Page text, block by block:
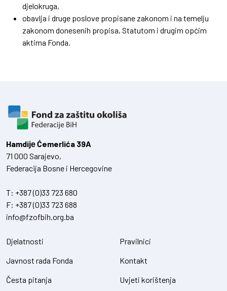
djelokruga,
obavlja i druge poslove propisane zakonom i na temelju
zakonom donesenih propisa, Statutom i drugim općim
aktima Fonda.
Hamdiје Ćemerlića 39A
71 000 Sarajevo,
Federacija Bosne i Hercegovine
T: +387 (0)33 723 680
F: +387 (0)33 723 688
info@fzofbih.org.ba
Djelatnosti
Javnost rada Fonda
Česta pitanja
Pravilnici
Kontakt
Uvjeti korištenja